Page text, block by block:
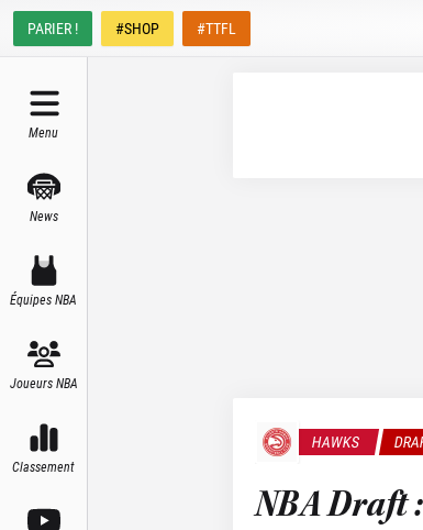
PARIER ! #SHOP #TTFL
Menu
News
Équipes NBA
Joueurs NBA
Classement
HAWKS
NBA Draft